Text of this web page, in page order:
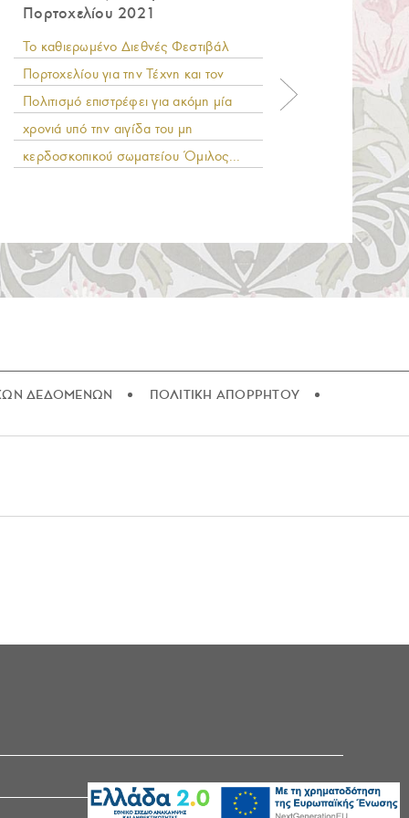
Πορτοχελίου 2021
Το καθιερωμένο Διεθνές Φεστιβάλ
Πορτοχελίου για την Τέχνη και τον
Πολιτισμό επιστρέφει για ακόμη μία
χρονιά υπό την αιγίδα του μη
κερδοσκοπικού σωματείου Όμιλος...
του
2021
Στη
19η
του
μία
ΔΕΔΟΜΕΝΩΝ
ΠΟΛΙΤΙΚΗ ΑΠΟΡΡΗΤΟΥ